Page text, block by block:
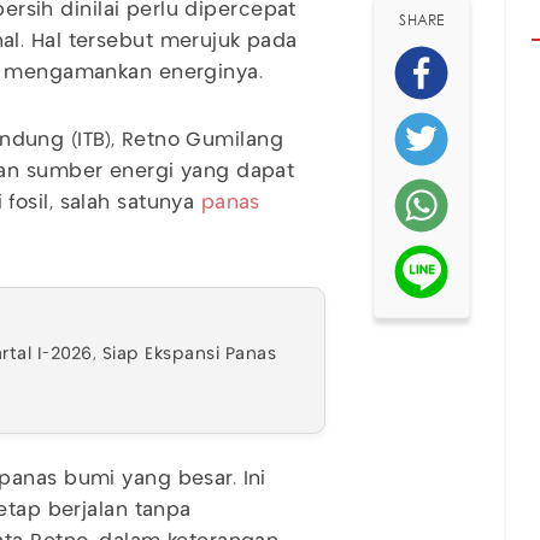
dinilai perlu dipercepat
Hal tersebut merujuk pada
energinya.
(ITB), Retno Gumilang
sumber energi yang dapat
salah satunya panas
I-2026, Siap Ekspansi Panas
bumi yang besar. Ini
berjalan tanpa
SHARE